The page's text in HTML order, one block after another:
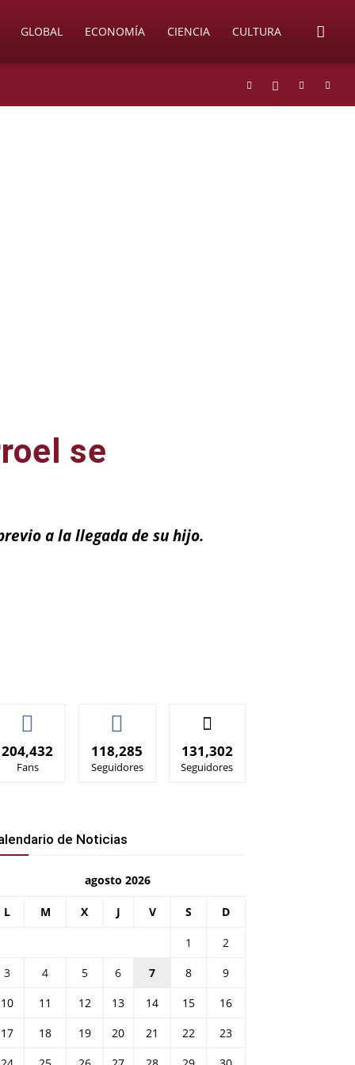
GLOBAL ECONOMÍA CIENCIA CULTURA
se
a la llegada de su hijo.
204,432
Fans
118,285
Seguidores
131,302
Seguidores
de Noticias
agosto 2026
L M X J V S D
1
2
3
4 5 6 7 8
9
10
11 12 13 14 15
16
17
18 19 20 21 22
23